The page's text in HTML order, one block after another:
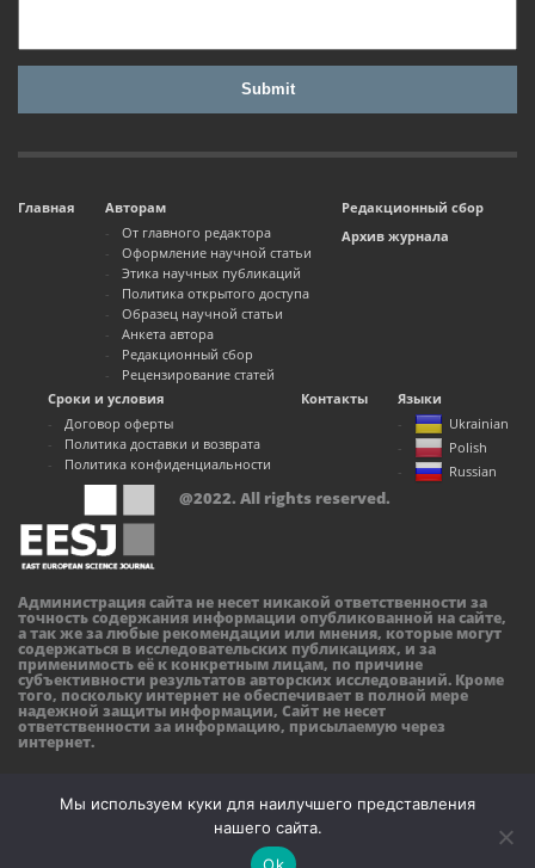
Главная
Авторам
От главного редактора
Оформление научной статьи
Этика научных публикаций
Политика открытого доступа
Образец научной статьи
Анкета автора
Редакционный сбор
Рецензирование статей
Редакционный сбор
Архив журнала
Сроки и условия
Договор оферты
Политика доставки и возврата
Политика конфиденциальности
Контакты
Языки
Ukrainian
Polish
Russian
@2022. All rights reserved.
Администрация сайта не несет никакой ответственности за
точность содержания информации опубликованной на сайте,
а так же за любые рекомендации или мнения, которые могут
содержаться в исследовательских публикациях, и за
применимость её к конкретным лицам, по причине
субъективности результатов авторских исследований. Кроме
того, поскольку интернет не обеспечивает в полной мере
надежной защиты информации, Сайт не несет
ответственности за информацию, присылаемую через
интернет.
Мы используем куки для наилучшего представления
нашего сайта.
Ok